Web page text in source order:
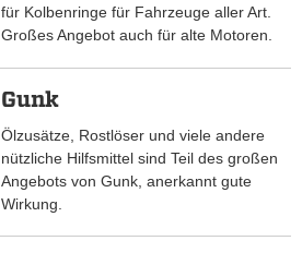
für Kolbenringe für Fahrzeuge aller Art.
Großes Angebot auch für alte Motoren.
Gunk
Ölzusätze, Rostlöser und viele andere
nützliche Hilfsmittel sind Teil des großen
Angebots von Gunk, anerkannt gute
Wirkung.